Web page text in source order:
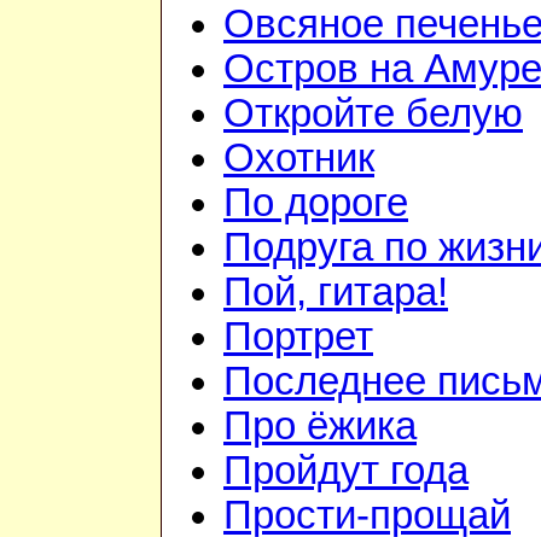
Овсяное
Остров на Амуре
Откройте белую
Охотник
По дороге
Подруга по
Пой, гитара!
Портрет
Последнее
Про ёжика
Пройдут года
Прости-прощай